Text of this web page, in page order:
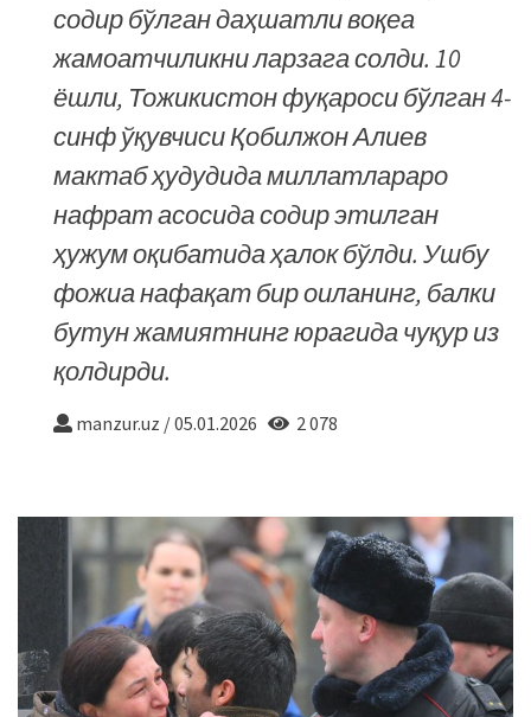
содир бўлган даҳшатли воқеа
жамоатчиликни ларзага солди. 10
ёшли, Тожикистон фуқароси бўлган 4-
синф ўқувчиси Қобилжон Алиев
мактаб ҳудудида миллатлараро
нафрат асосида содир этилган
ҳужум оқибатида ҳалок бўлди. Ушбу
фожиа нафақат бир оиланинг, балки
бутун жамиятнинг юрагида чуқур из
қолдирди.
manzur.uz /05.01.2026 2 078